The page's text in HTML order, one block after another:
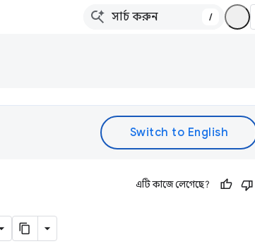
/
এটি কাজে লেগেছে?